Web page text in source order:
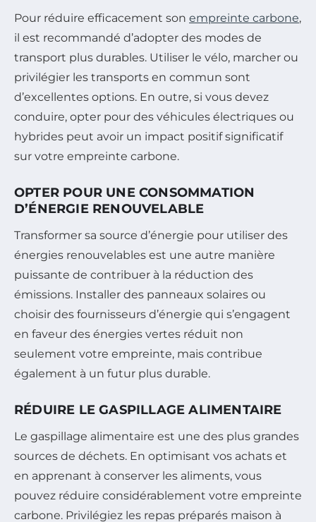
Pour réduire efficacement son empreinte carbone,
il est recommandé d’adopter des modes de
transport plus durables. Utiliser le vélo, marcher ou
privilégier les transports en commun sont
d’excellentes options. En outre, si vous devez
conduire, opter pour des véhicules électriques ou
hybrides peut avoir un impact positif significatif
sur votre empreinte carbone.
OPTER POUR UNE CONSOMMATION
D’ÉNERGIE RENOUVELABLE
Transformer sa source d’énergie pour utiliser des
énergies renouvelables est une autre manière
puissante de contribuer à la réduction des
émissions. Installer des panneaux solaires ou
choisir des fournisseurs d’énergie qui s’engagent
en faveur des énergies vertes réduit non
seulement votre empreinte, mais contribue
également à un futur plus durable.
RÉDUIRE LE GASPILLAGE ALIMENTAIRE
Le gaspillage alimentaire est une des plus grandes
sources de déchets. En optimisant vos achats et
en apprenant à conserver les aliments, vous
pouvez réduire considérablement votre empreinte
carbone. Privilégiez les repas préparés maison à